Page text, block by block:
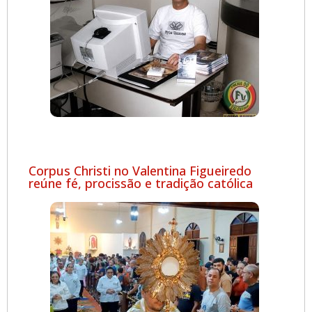
Corpus Christi no Valentina Figueiredo
reúne fé, procissão e tradição católica